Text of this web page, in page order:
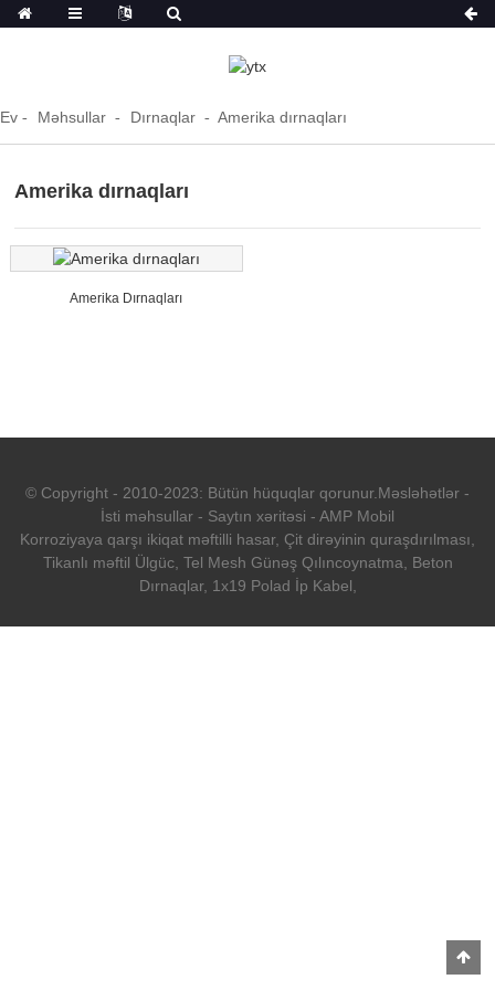
Ev Məhsullar Dırnaqlar Amerika dırnaqları
Amerika dırnaqları
Amerika Dırnaqları
© Copyright - 2010-2023: Bütün hüquqlar qorunur. Məsləhətlər -
İsti məhsullar - Saytın xəritəsi - AMP Mobil
Korroziyaya qarşı ikiqat məftilli hasar, Çit dirəyinin quraşdırılması
Tikanlı məftil Ülgüc, Tel Mesh Günəş Qılıncoynatma
Beton
Dırnaqlar, 1x19 Polad İp Kabel